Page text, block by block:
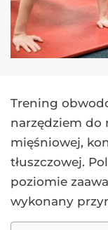
Trening
narzędziem do
mięśniowej,
tłuszczowej.
poziomie
wykonany